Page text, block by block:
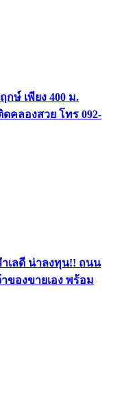
ษ์ เพียง 400 ม.
คลองสวย โทร 092-
ำเลดี น่าลงทุน!! ถนน
ของขายเอง พร้อม